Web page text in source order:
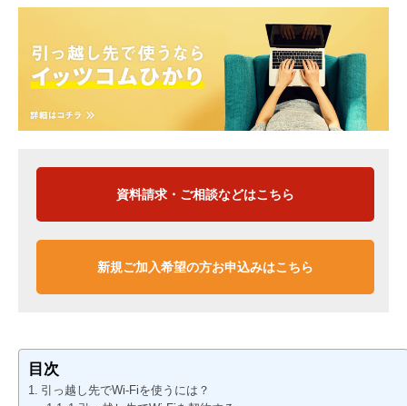
資料請求・ご相談などはこちら
新規ご加入希望の方お申込みはこちら
目次
引っ越し先でWi-Fiを使うには？